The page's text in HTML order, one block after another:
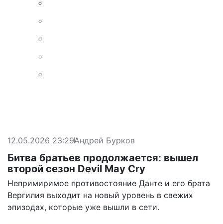
12.05.2026 23:29Андрей Бурков
Битва братьев продолжается: вышел
второй сезон Devil May Cry
Непримиримое противостояние Данте и его брата
Вергилия выходит на новый уровень в свежих
эпизодах, которые уже вышли в сети.